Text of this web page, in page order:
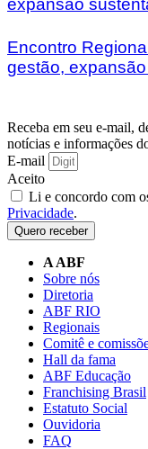
Encontro
gestão,
Receba em seu e-mail,
notícias e informações
E-mail
Aceito
Li e concordo com
Privacidade.
Quero receber
A ABF
Sobre nós
Diretoria
ABF RIO
Regionais
Comitê e
Hall da fama
ABF Educação
Franchising Brasil
Estatuto Social
Ouvidoria
FAQ